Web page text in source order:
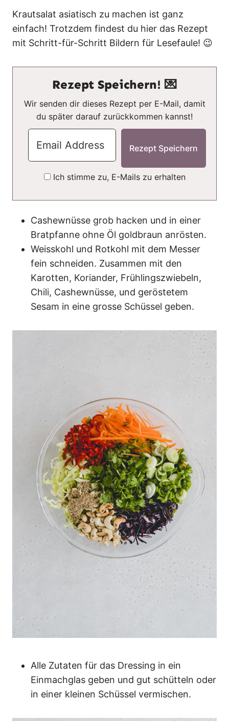
Krautsalat asiatisch zu machen ist ganz
einfach! Trotzdem findest du hier das Rezept
mit Schritt-für-Schritt Bildern für Lesefaule! 😉
Rezept Speichern! 💌
Wir senden dir dieses Rezept per E-Mail, damit
du später darauf zurückkommen kannst!
Ich stimme zu, E-Mails zu erhalten
Cashewnüsse grob hacken und in einer
Bratpfanne ohne Öl goldbraun anrösten.
Weisskohl und Rotkohl mit dem Messer
fein schneiden. Zusammen mit den
Karotten, Koriander, Frühlingszwiebeln,
Chili, Cashewnüsse, und geröstetem
Sesam in eine grosse Schüssel geben.
Alle Zutaten für das Dressing in ein
Einmachglas geben und gut schütteln oder
in einer kleinen Schüssel vermischen.